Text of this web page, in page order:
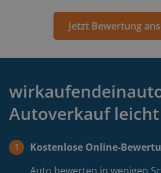
Jetzt Bewertung
Autoverkauf
1
Kostenlose Online-